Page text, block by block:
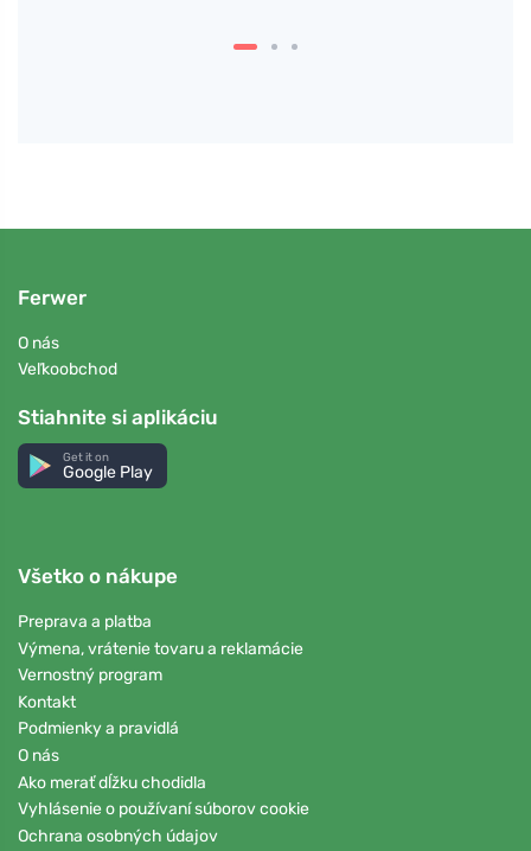
Ferwer
O nás
Veľkoobchod
Stiahnite si aplikáciu
Get it on
Google Play
Všetko o nákupe
Preprava a platba
Výmena, vrátenie tovaru a reklamácie
Vernostný program
Kontakt
Podmienky a pravidlá
O nás
Ako merať dĺžku chodidla
Vyhlásenie o používaní súborov cookie
Ochrana osobných údajov